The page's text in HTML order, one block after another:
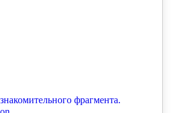
то уже не понимаю…
Каждый день на
конфликта, — ответил я. —
в наступление, но не за
умы! Ударить там, где враги не
снабжения на собственной